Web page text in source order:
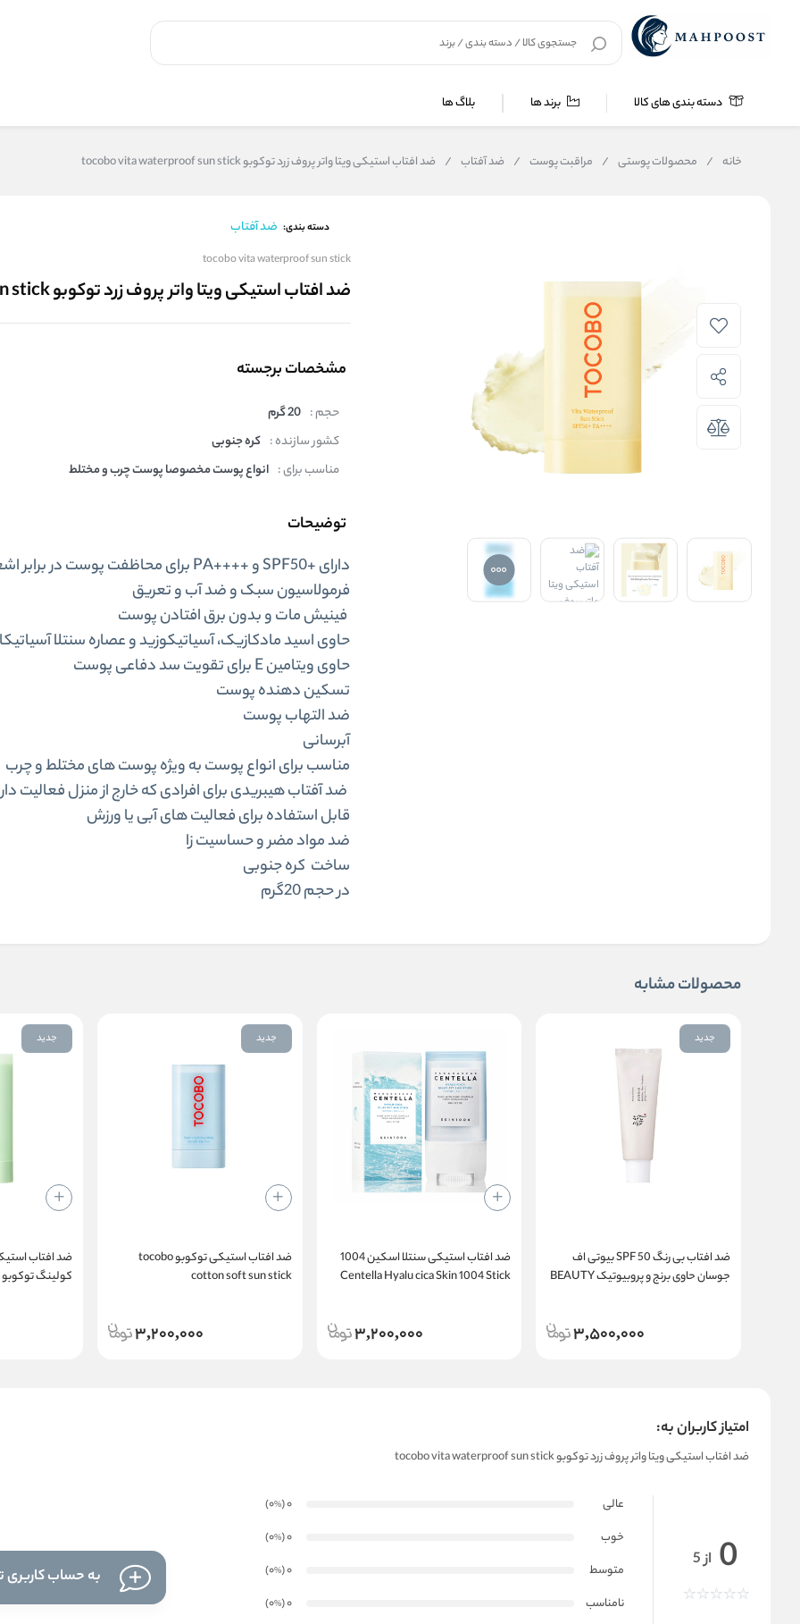
دسته بندی های کالا برند ها بلاگ ها
خانه / محصولات پوستی / مراقبت پوست / ضد آفتاب / ضد افتاب استیکی ویتا واتر پروف زرد توکوبو tocobo vita waterproof sun stick
دسته بندی: ضد آفتاب
tocobo vita waterproof sun stick
ضد افتاب استیکی ویتا واتر پروف زرد توکوبو tocobo vita waterproof sun stick
مشخصات برجسته
حجم : 20 گرم
کشور سازنده : کره جنوبی
مناسب برای : انواع پوست مخصوصا پوست چرب و مختلط
توضیحات
دارای +SPF50 و ++++PA برای محاظفت پوست در برابر اشعات UV
فرمولاسیون سبک و ضد آب و تعریق
فینیش مات و بدون برق افتادن پوست
حاوی اسید مادکازیک، آسیاتیکوزید و عصاره سنتلا آسیاتیکا
حاوی ویتامین E برای تقویت سد دفاعی پوست
تسکین دهنده پوست
ضد التهاب پوست
آبرسانی
مناسب برای انواع پوست به ویژه پوست های مختلط و چرب
ضد آفتاب هیبریدی برای افرادی که خارج از منزل فعالیت
قابل استفاده برای فعالیت‌ های آبی یا ورزش‌
ضد مواد مضر و حساسیت زا
ساخت کره جنوبی
در حجم 20گرم
محصولات مشابه
جدید
ضد افتاب بی رنگ SPF 50 بیوتی اف
جوسان حاوی برنج و پروبیوتیک BEAUTY
3,500,000
ضد افتاب استیکی سنتلا اسکین 1004
Centella Hyalu cica Skin 1004 Stick
3,200,000
جدید
ضد افتاب استیکی توکوبو tocobo
cotton soft sun stick
3,200,000
جدید
ضد افتاب
امتیاز کاربران به:
ضد افتاب استیکی ویتا واتر پروف زرد توکوبو tocobo vita waterproof sun stick
0 از 5
عالی 0
(0
%
)
خوب
0
(0
%
)
متوسط
0
(0
%
)
نامناسب
0
(0
%
)
به حساب کاربری